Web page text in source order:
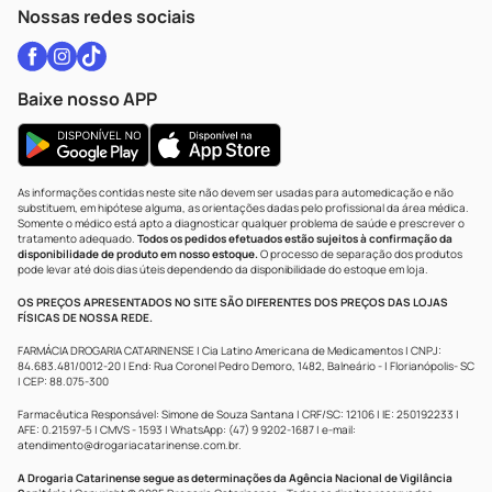
Nossas redes sociais
Baixe nosso APP
As informações contidas neste site não devem ser usadas para automedicação e não
substituem, em hipótese alguma, as orientações dadas pelo profissional da área médica.
Somente o médico está apto a diagnosticar qualquer problema de saúde e prescrever o
tratamento adequado. Todos os pedidos efetuados estão sujeitos à confirmação da
disponibilidade de produto em nosso estoque.O processo de separação dos produtos
pode levar até dois dias úteis dependendo da disponibilidade do estoque em loja.
OS PREÇOS APRESENTADOS NO SITE SÃO DIFERENTES DOS PREÇOS DAS LOJAS
FÍSICAS DE NOSSA REDE.
FARMÁCIA DROGARIA CATARINENSE | Cia Latino Americana de Medicamentos | CNPJ:
84.683.481/0012-20 | End: Rua Coronel Pedro Demoro, 1482, Balneário - | Florianópolis- SC
| CEP: 88.075-300
Farmacêutica Responsável: Simone de Souza Santana | CRF/SC: 12106 | IE: 250192233 |
AFE: 0.21597-5 | CMVS - 1593 | WhatsApp: (47) 9 9202-1687 | e-mail:
atendimento@drogariacatarinense.com.br.
A Drogaria Catarinense segue as determinações da Agência Nacional de Vigilância